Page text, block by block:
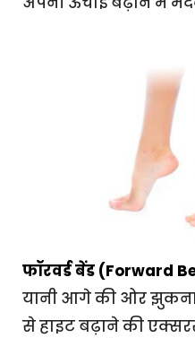
फॉरवर्ड बेंड (Forward
यानी आगे की ओर
से हाइट बढ़ाने की